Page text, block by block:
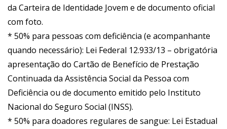
da Carteira de Identidade Jovem e de documento oficial
com foto.
* 50% para pessoas com deficiência (e acompanhante
quando necessário): Lei Federal 12.933/13 – obrigatória
apresentação do Cartão de Benefício de Prestação
Continuada da Assistência Social da Pessoa com
Deficiência ou de documento emitido pelo Instituto
Nacional do Seguro Social (INSS).
* 50% para doadores regulares de sangue: Lei Estadual